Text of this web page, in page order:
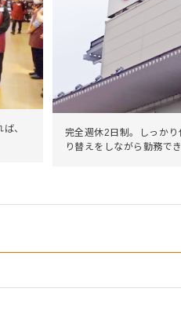
、
完全週休2日制。しっか
り替えをしながら勤務でき